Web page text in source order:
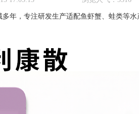
年，专注研发生产适配鱼虾蟹、蛙类等